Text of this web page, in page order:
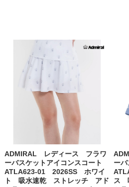
ADMIRAL レディース フラワ
ーバスケットアイコンスコート
ATLA623-01 2026SS ホワイ
ト 吸水速乾 ストレッチ アド
ー
ス